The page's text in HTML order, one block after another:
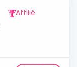
Affilié